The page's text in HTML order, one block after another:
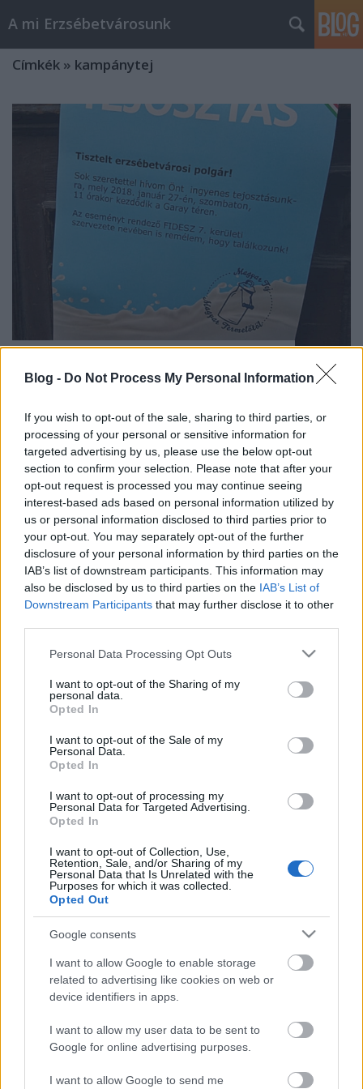
Blog - Do Not Process My Personal Information
If you wish to opt-out of the sale, sharing to third parties, or
processing of your personal or sensitive information for
targeted advertising by us, please use the below opt-out
section to confirm your selection. Please note that after your
opt-out request is processed you may continue seeing
interest-based ads based on personal information utilized by
us or personal information disclosed to third parties prior to
your opt-out. You may separately opt-out of the further
disclosure of your personal information by third parties on the
IAB’s list of downstream participants. This information may
also be disclosed by us to third parties on the IAB’s List of
Downstream Participants that may further disclose it to other
Please note that this website/app uses one or more Google
not limited to your visit or usage behaviour. You may click to
grant or deny consent to Google and its third-party tags to
use your data for below specified purposes in below Google
consent section.
Personal Data Processing Opt Outs
I want to opt-out of the Sharing of my
personal data.
Opted In
I want to opt-out of the Sale of my
Personal Data.
Opted In
I want to opt-out of processing my
Personal Data for Targeted Advertising.
Opted In
I want to opt-out of Collection, Use,
Retention, Sale, and/or Sharing of my
Personal Data that Is Unrelated with the
Purposes for which it was collected.
Opted Out
Google consents
I want to allow Google to enable storage
related to advertising like cookies on web or
device identifiers in apps.
I want to allow my user data to be sent to
Google for online advertising purposes.
I want to allow Google to send me
A mi Erzsébetvárosunk
Címkék » kampánytej
744. A mi derék Róbertbácsink
amier•2018. január 26.
Örömmel tájékoztatjuk a tisztelt lakosságot, hogy
Bajkai úr, a nagy magyar filantróp – miközben fb-
bejegyzései szerint szorgosan ismerkedik a
kerülettel – most a névvel ellátott tojások után tejet
oszt a szegényeknek. Az akciót a héten hirdette meg
ez az együttérző, derék ember (meg a fidesz)…
285. Kész, vége, ende
amier 2014. október 03.
Azt hittem, hogy a fásyádámos kampány/nem
nemkampánytejes műsor után már semmi
meglepetés nem érhet a választási kampányban.
Tévedtem, érhet. A VII. kerületi FIDESZ benevezte a
Felkel a nap, felkel a hét című erzsébetvárosi…
284. Hülyének nézés
Még mindig a nemkampánytejről, merthogy már
megint hülyének nézik a városlakó budapestieket,
erzsébetvárosiakat. Négy év után épp a kampány
alatt jön rá a Nyíregyházáról idekeveredett fideszes
polgi, hogy 7 forintért megismerteti a városi
választókkal "a friss vidéki…
283. Nemkampánytej
2014. október 01.
Ismét jelentkezik Nemkampánytej rovatunk,
örömmel tájékoztatjuk a tisztelt lakosságot, hogy a
tejvásárt szervezett a kerületben, ismét 7 forintos